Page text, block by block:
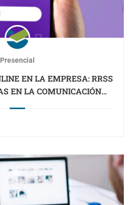
Presencial
EN LA EMPRESA: RRSS
EN LA COMUNICACIÓN